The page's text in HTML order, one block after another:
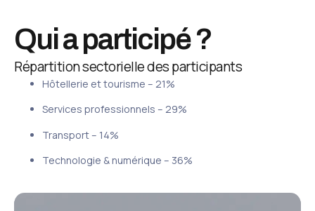
Qui a participé ?
Répartition sectorielle des participants
Hôtellerie et tourisme – 21%
Services professionnels – 29%
Transport – 14%
Technologie & numérique – 36%